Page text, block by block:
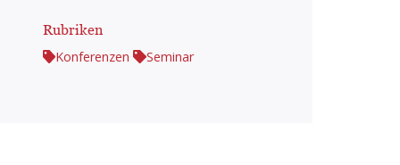
Rubriken
Konferenzen Seminar